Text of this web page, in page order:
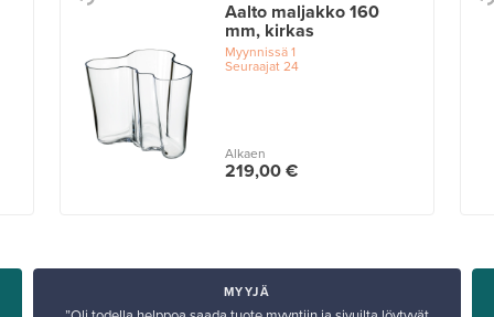
Aalto maljakko 160
mm, kirkas
Myynnissä1
Seuraajat24
Alkaen
219,00 €
MYYJÄ